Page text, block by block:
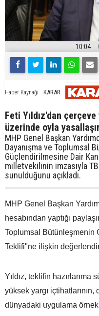
10:04
Haber Kaynağı KARAR
Feti Yıldız'dan
üzerinde oyla yasallaşır
MHP Genel Başkan
Dayanışma ve Toplumsal
Güçlendirilmesine Dair
milletvekilinin imzasıyla
sunulduğunu açıkladı.
MHP Genel Başkan
hesabından yaptığı
Toplumsal Bütünleşmenin
Teklifi"ne ilişkin
Yıldız, teklifin hazırlanma
yüksek yargı içtihatlarının,
dünyadaki uygulama